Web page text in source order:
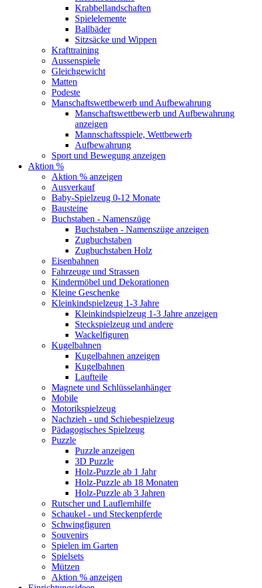
Krabbellandschaften
Spielelemente
Ballbäder
Sitzsäcke und Wippen
Krafttraining
Aussenspiele
Gleichgewicht
Matten
Podeste
Manschaftswettbewerb und Aufbewahrung
Manschaftswettbewerb und Aufbewahrung
anzeigen
Mannschaftsspiele, Wettbewerb
Aufbewahrung
Sport und Bewegung anzeigen
Aktion %
Aktion % anzeigen
Ausverkauf
Baby-Spielzeug 0-12 Monate
Bausteine
Buchstaben - Namenszüge
Buchstaben - Namenszüge anzeigen
Zugbuchstaben
Zugbuchstaben Holz
Eisenbahnen
Fahrzeuge und Strassen
Kindermöbel und Dekorationen
Kleine Geschenke
Kleinkindspielzeug 1-3 Jahre
Kleinkindspielzeug 1-3 Jahre anzeigen
Steckspielzeug und andere
Wackelfiguren
Kugelbahnen
Kugelbahnen anzeigen
Kugelbahnen
Laufteile
Magnete und Schlüsselanhänger
Mobile
Motorikspielzeug
Nachzieh - und Schiebespielzeug
Pädagogisches Spielzeug
Puzzle
Puzzle anzeigen
3D Puzzle
Holz-Puzzle ab 1 Jahr
Holz-Puzzle ab 18 Monaten
Holz-Puzzle ab 3 Jahren
Rutscher und Lauflernhilfe
Schaukel - und Steckenpferde
Schwingfiguren
Souvenirs
Spielen im Garten
Spielsets
Mützen
Aktion % anzeigen